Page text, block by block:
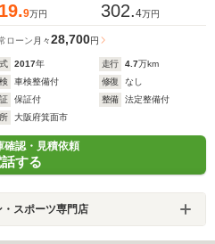
9万円 302.4万円
ローン 月々28,700円
2017年 走行 4.7万km
車検整備付 修復
なし
保証付 整備
法定整備付
大阪府箕面市
確認・見積依頼
する
スポーツ専門店